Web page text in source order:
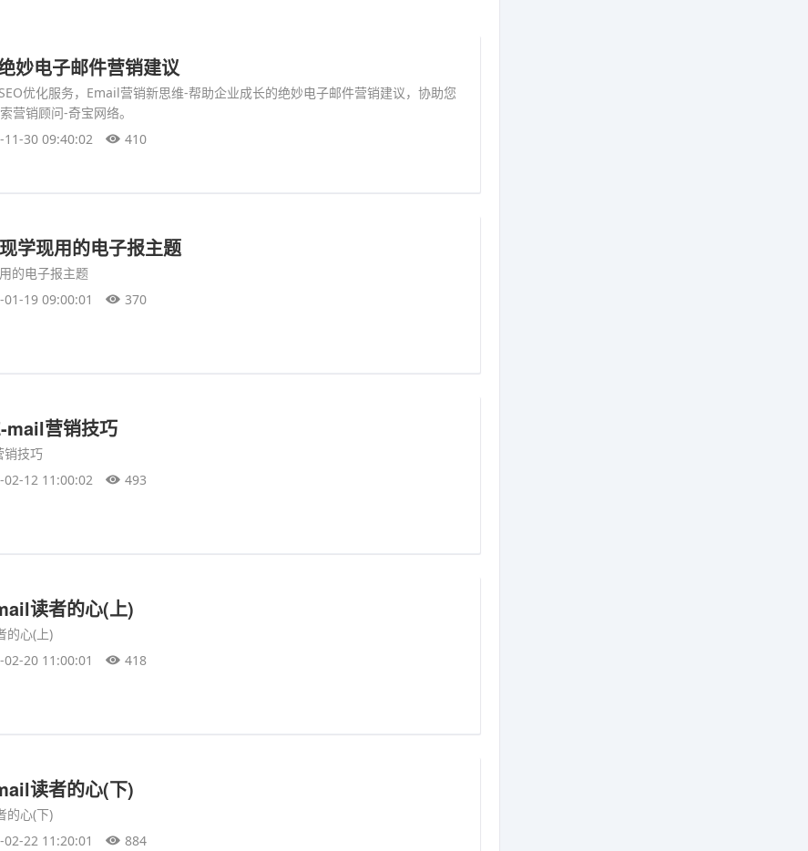
妙电子邮件营销建议
优化服务，Email营销新思维-帮助企业成长的绝妙电子邮件营销建议，协助您
营销顾问-奇宝网络。
11-30 09:40:02 410
学现用的电子报主题
的电子报主题
01-19 09:00:01 370
mail营销技巧
销技巧
02-12 11:00:02 493
读者的心(上)
的心(上)
02-20 11:00:01 418
读者的心(下)
的心(下)
02-22 11:20:01 884